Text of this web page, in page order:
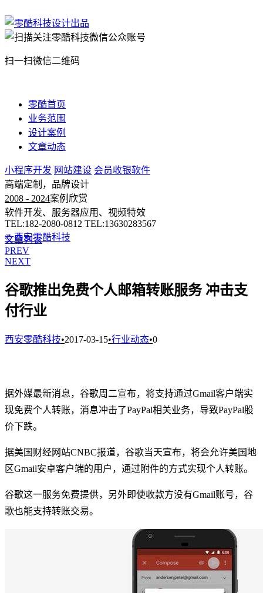
扫一扫微信二维码
零酷首页
业务范围
设计案例
文章动态
小程序开发 网站建设 会员收银软件
高端定制，品牌设计
2008 - 2024案例欣赏
软件开发、服务器应用、视频特效
TEL:182-2080-0812 TEL:13630283567
© 西安零酷科技
文章列表
PREV
NEXT
谷歌推出免费个人邮箱转账服务 冲击支
付行业
西安零酷科技•2017-03-15•行业动态•0
据外媒最新消息，谷歌周二宣布，将支持通过Gmail客户端实
现免费个人转账，消息冲击了PayPal相关业务，导致PayPal股
价下跌。
据美国财经网站CNBC报道，谷歌当天宣布，将会允许美国地
区Gmail安卓客户端的用户，通过附件的方式实现个人转账。
谷歌这一服务免费提供，另外即使收款方没有Gmail账号，谷
歌也能支持转账交易。